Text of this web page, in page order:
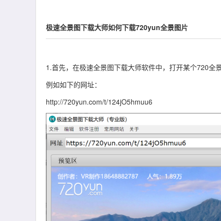
极速全景图下载大师如何下载720yun全景图片
1.首先，在极速全景图下载大师软件中，打开某个720全
例如如下的网址：
http://720yun.com/t/124jO5hmuu6